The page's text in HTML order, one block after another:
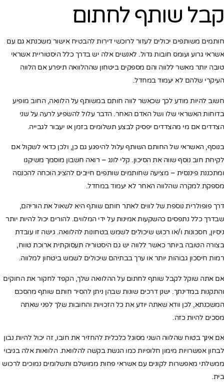
קבל שותף לחתום
חותמים משותפים יכולים לעזור לרוכשי דירות להבטיח אישור משכנתא גם עם
אשראי גרוע ועומס חובות גדול. לאנשים אלה יש בדרך כלל היסטוריית אשראי
טובה יותר מאשר ללווה והם מספקים ביטחון שההלוואה תיפרע אם הלווה
העיקרי שלהם לא יעמוד במחדל.
חשוב להיות מודע לכך שכאשר לווה חותם במשותף על הלוואה, החוב מופיע
בדוחות האשראי שלו ושל האדם האחר. הדבר עלול להשפיע לרעה על שני
הצדדים אם מי מהצדדים יפסיק לבצע תשלומים בזמן או יעבור לגבייה.
בנוסף, האשראי של החותם השותף עלול להיפגע גם כן, ולכן כדאי לשקול אם
לקיחת חוב נוסף שווה את הסיכון. קלי לונג – רואה חשבון מוסמך משיקגו
ומתכננת פיננסית – מציעה שחותמים שותפים חייבים להציג הוכחה להכנסה
מספקת למקרה שהלווה האחר לא יעמוד במחדל.
דרך פופולרית נוספת של לווים לאתר חותם שותף היא לשאול את הוריהם,
שבדרך כלל נתפסים כהשקעות אמינות על ידי המלווים. להורים יכול להיות יותר
ניסיון, חסכונות ו/או רכוש שיכולים לשמש בטחונות להלוואה. גישה זו עובדת
בצורה הטובה ביותר כאשר ללווה יש גם היסטוריה תעסוקתית ארוכת טווח,
רמות חיסכון גבוהות יותר או ערך בבתיהם שיכולים לשמש ביטחון למלווה.
אם אתה שוקל לקבל שותף לחתום על ההלוואה שלך, הקפד לחקור את החוקים
והתקנות במדינתך. ישנן דרכים שונות שבהן ניתן להסיר חותם שותף מהסכם
המשכנתא, לכן וודא שאתה יודע את כל הזכויות והחובות שלך לפני שאתה
מסכים להיות כזה.
אם אינך בטוח שהלווה השני מסוגל כלכלית להחזיר את חובו, זה יכול להיות נבון
לבחון אפשרויות מימון חלופיות כמו הגשת בקשה להלוואת. הלוואות אלה בגיבוי
ממשלתי מאפשרות לקונים עם אשראי פחות ממושלם ותשלומים נמוכים לרכוש
בית.